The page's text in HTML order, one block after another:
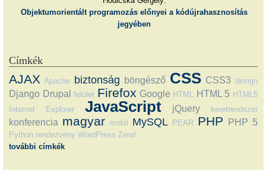
Objektumorientált programozás előnyei a kódújrahasznosítás
jegyében
Címkék
AJAX Apache biztonság böngésző CSS CSS3 design
Django Drupal felület Firefox Google HTML HTML 5 HTML5
Internet Explorer
JavaScript jQuery keretrendszer
konferencia magyar mobil MySQL PEAR PHP PHP 5
Python rendezvény WordPress Zend
további címkék